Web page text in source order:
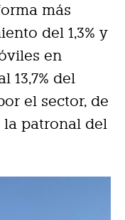
más
del 1,3% y
en
13,7% del
el sector, de
la patronal del